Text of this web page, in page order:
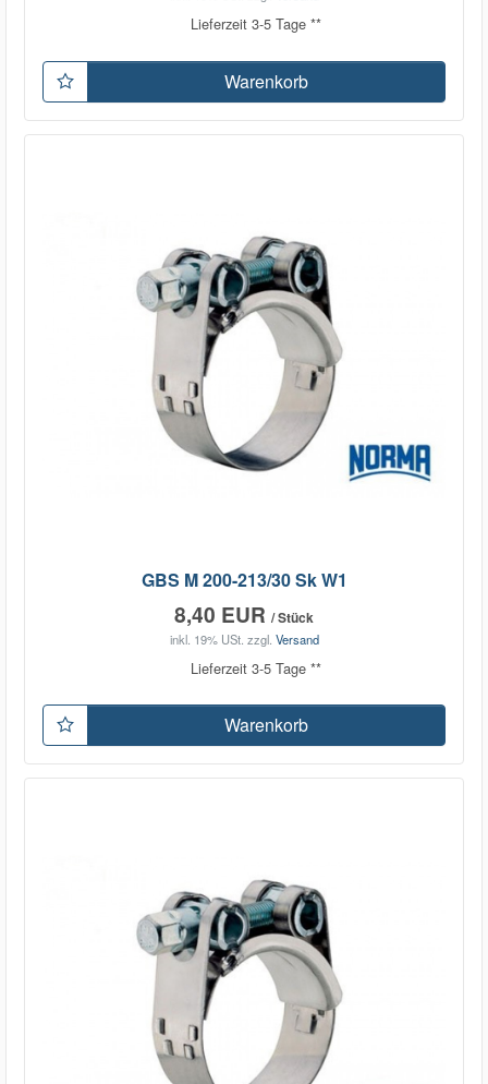
Lieferzeit 3-5 Tage **
Warenkorb
GBS M 200-213/30 Sk W1
8,40 EUR / Stück
inkl. 19% USt. zzgl. Versand
Lieferzeit 3-5 Tage **
Warenkorb